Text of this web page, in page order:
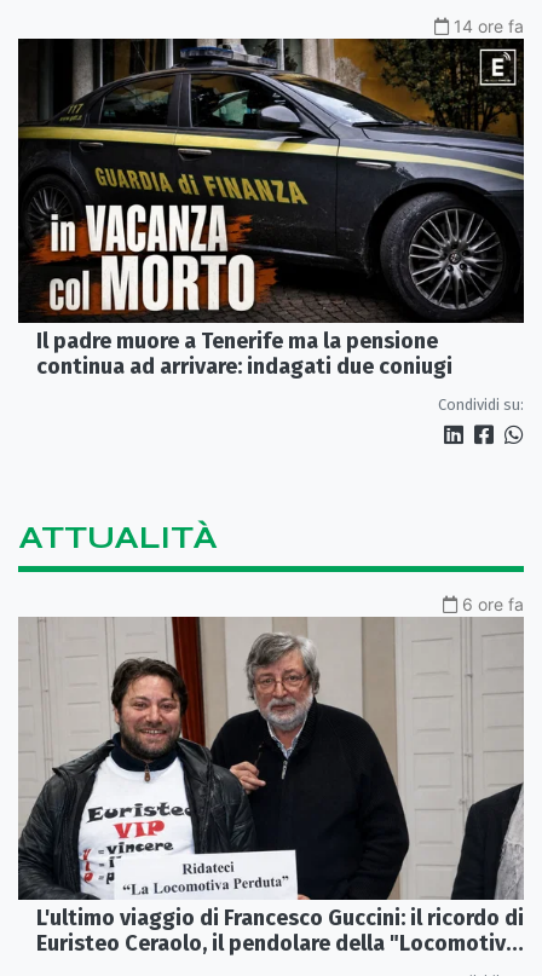
14 ore fa
Il padre muore a Tenerife ma la pensione
continua ad arrivare: indagati due coniugi
Condividi su:
ATTUALITÀ
6 ore fa
L'ultimo viaggio di Francesco Guccini: il ricordo di
Euristeo Ceraolo, il pendolare della "Locomotiva